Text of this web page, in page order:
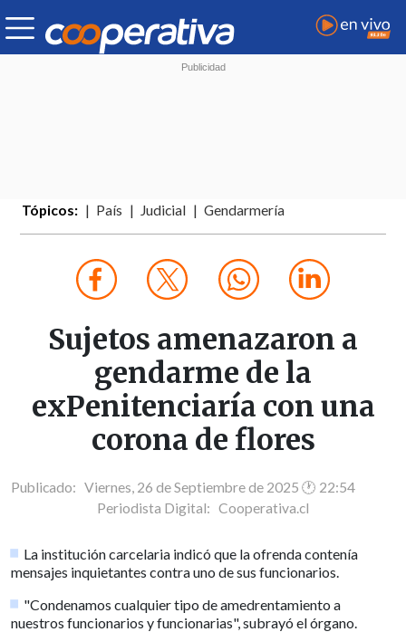
Tópicos: País Judicial Gendarmería
Sujetos amenazaron a
gendarme de la
exPenitenciaría con una
corona de flores
Publicado: Viernes, 26 de Septiembre de 2025 🕐 22:54
Periodista Digital: Cooperativa.cl
La institución carcelaria indicó que la ofrenda contenía
mensajes inquietantes contra uno de sus funcionarios.
"Condenamos cualquier tipo de amedrentamiento a
nuestros funcionarios y funcionarias", subrayó el órgano.